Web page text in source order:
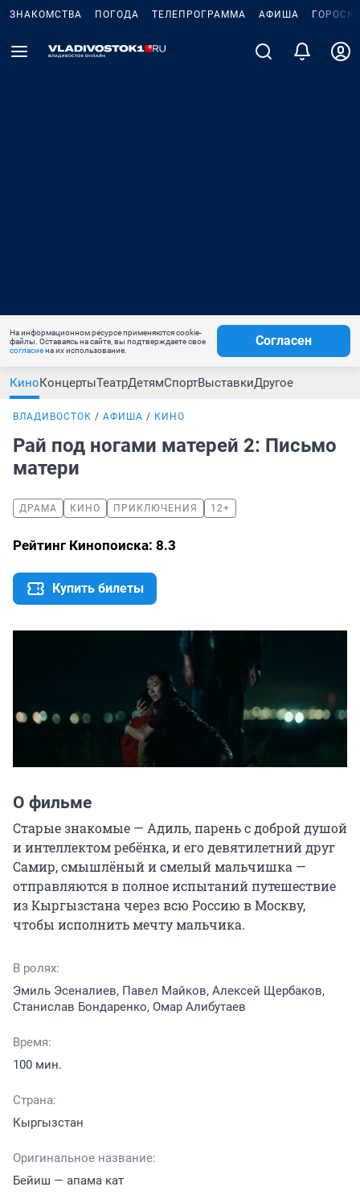
ЗНАКОМСТВА ПОГОДА ТЕЛЕПРОГРАММА АФИША
На информационном ресурсе применяются cookie-
файлы. Оставаясь на сайте, вы подтверждаете свое
согласиена их использование.
Согласен
КиноКонцертыТеатрДетямСпортВыставкиДругое
ВЛАДИВОСТОК АФИША КИНО
Рай под ногами матерей 2: Письмо
матери
ДРАМА КИНО ПРИКЛЮЧЕНИЯ 12+
Рейтинг Кинопоиска: 8.3
Купить билеты
О фильме
Старые знакомые — Адиль, парень с доброй душой
и интеллектом ребёнка, и его девятилетний друг
Самир, смышлёный и смелый мальчишка —
отправляются в полное испытаний путешествие
из Кыргызстана через всю Россию в Москву,
чтобы исполнить мечту мальчика.
В ролях:
Эмиль Эсеналиев, Павел Майков, Алексей Щербаков,
Станислав Бондаренко, Омар Алибутаев
Время:
100 мин.
Страна:
Кыргызстан
Оригинальное название:
Бейиш — апама кат